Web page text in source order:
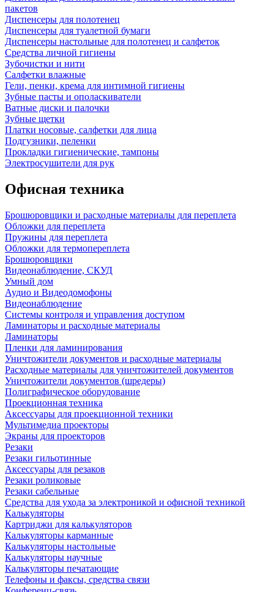
пакетов
Диспенсеры для полотенец
Диспенсеры для туалетной бумаги
Диспенсеры настольные для полотенец и салфеток
Средства личной гигиены
Зубочистки и нити
Салфетки влажные
Гели, пенки, крема для интимной гигиены
Зубные пасты и ополаскиватели
Ватные диски и палочки
Зубные щетки
Платки носовые, салфетки для лица
Подгузники, пеленки
Прокладки гигиенические, тампоны
Электросушители для рук
Офисная техника
Брошюровщики и расходные материалы для переплета
Обложки для переплета
Пружины для переплета
Обложки для термопереплета
Брошюровщики
Видеонаблюдение, СКУД
Умный дом
Аудио и Видеодомофоны
Видеонаблюдение
Системы контроля и управления доступом
Ламинаторы и расходные материалы
Ламинаторы
Пленки для ламинирования
Уничтожители документов и расходные материалы
Расходные материалы для уничтожителей документов
Уничтожители документов (шредеры)
Полиграфическое оборудование
Проекционная техника
Аксессуары для проекционной техники
Мультимедиа проекторы
Экраны для проекторов
Резаки
Резаки гильотинные
Аксессуары для резаков
Резаки роликовые
Резаки сабельные
Средства для ухода за электроникой и офисной техникой
Калькуляторы
Картриджи для калькуляторов
Калькуляторы карманные
Калькуляторы настольные
Калькуляторы научные
Калькуляторы печатающие
Телефоны и факсы, средства связи